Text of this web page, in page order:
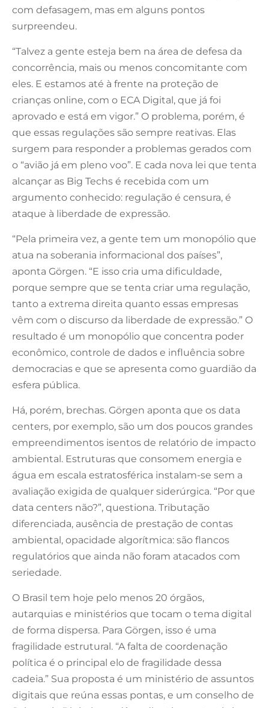
com defasagem, mas em alguns pontos
surpreendeu.
“Talvez a gente esteja bem na área de defesa da
concorrência, mais ou menos concomitante com
eles. E estamos até à frente na proteção de
crianças online, com o ECA Digital, que já foi
aprovado e está em vigor.” O problema, porém, é
que essas regulações são sempre reativas. Elas
surgem para responder a problemas gerados com
o “avião já em pleno voo”. E cada nova lei que tenta
alcançar as Big Techs é recebida com um
argumento conhecido: regulação é censura, é
ataque à liberdade de expressão.
“Pela primeira vez, a gente tem um monopólio que
atua na soberania informacional dos países”,
aponta Görgen. “E isso cria uma dificuldade,
porque sempre que se tenta criar uma regulação,
tanto a extrema direita quanto essas empresas
vêm com o discurso da liberdade de expressão.” O
resultado é um monopólio que concentra poder
econômico, controle de dados e influência sobre
democracias e que se apresenta como guardião da
esfera pública.
Há, porém, brechas. Görgen aponta que os data
centers, por exemplo, são um dos poucos grandes
empreendimentos isentos de relatório de impacto
ambiental. Estruturas que consomem energia e
água em escala estratosférica instalam-se sem a
avaliação exigida de qualquer siderúrgica. “Por que
data centers não?”, questiona. Tributação
diferenciada, ausência de prestação de contas
ambiental, opacidade algorítmica: são flancos
regulatórios que ainda não foram atacados com
seriedade.
O Brasil tem hoje pelo menos 20 órgãos,
autarquias e ministérios que tocam o tema digital
de forma dispersa. Para Görgen, isso é uma
fragilidade estrutural. “A falta de coordenação
política é o principal elo de fragilidade dessa
cadeia.” Sua proposta é um ministério de assuntos
digitais que reúna essas pontas, e um conselho de